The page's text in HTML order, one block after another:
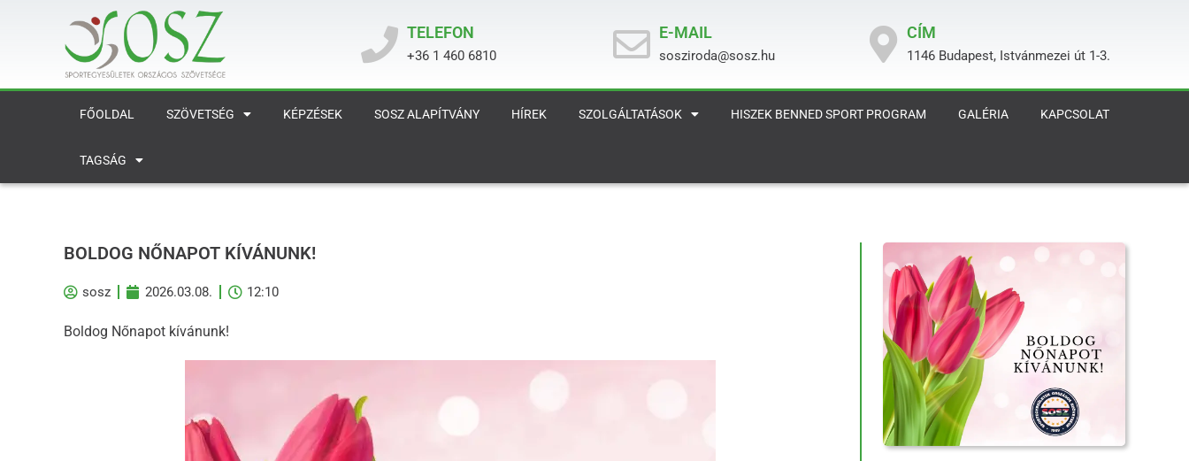
TELEFON
+36 1 460 6810
E-MAIL
sosziroda@sosz.hu
CÍM
1146 Budapest, Istvánmezei út 1-3.
FŐOLDAL SZÖVETSÉG KÉPZÉSEK SOSZ ALAPÍTVÁNY HÍREK SZOLGÁLTATÁSOK HISZEK BENNED SPORT PROGRAM GALÉRIA KAPCSOLAT
TAGSÁG
BOLDOG NŐNAPOT KÍVÁNUNK!
sosz 2026.03.08. 12:10
Boldog Nőnapot kívánunk!